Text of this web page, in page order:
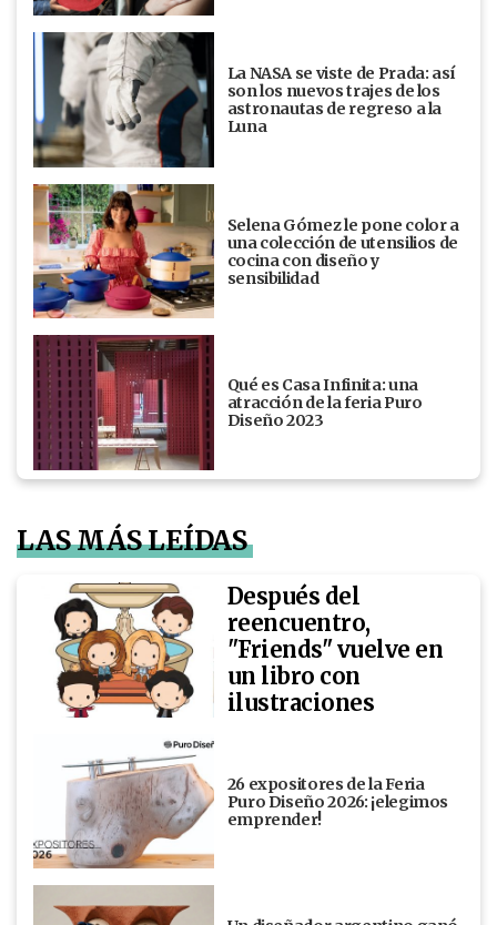
La NASA se viste de Prada: así
son los nuevos trajes de los
astronautas de regreso a la
Luna
Selena Gómez le pone color a
una colección de utensilios de
cocina con diseño y
sensibilidad
Qué es Casa Infinita: una
atracción de la feria Puro
Diseño 2023
LAS MÁS LEÍDAS
Después del
reencuentro,
"Friends" vuelve en
un libro con
ilustraciones
26 expositores de la Feria
Puro Diseño 2026: ¡elegimos
emprender!